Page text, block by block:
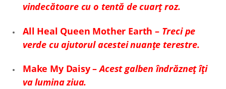
vindecătoare cu o tentă de cuarț roz.
All Heal Queen Mother Earth – Treci pe
verde cu ajutorul acestei nuanțe terestre.
Make My Daisy –Acest galben îndrăzneț îți
va lumina ziua.